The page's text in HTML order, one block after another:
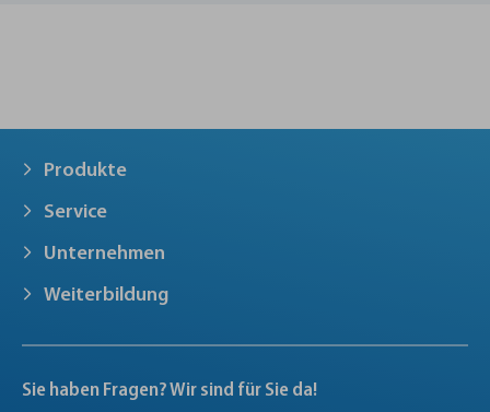
Produkte
Service
Unternehmen
Weiterbildung
Sie haben Fragen? Wir sind für Sie da!